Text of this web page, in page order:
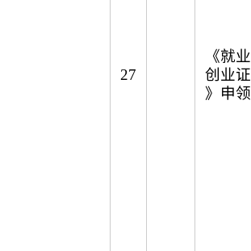
27
《就业
创业证
》申领